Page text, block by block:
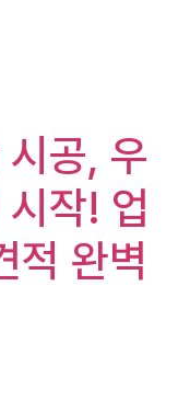
공, 우
작! 업
적 완벽